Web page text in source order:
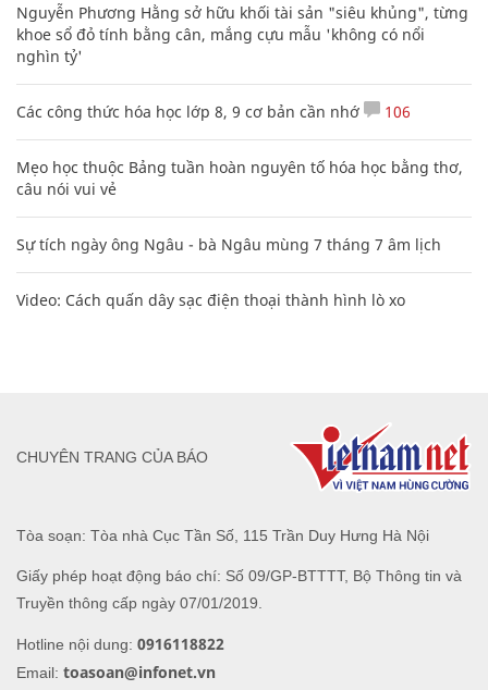
Nguyễn Phương Hằng sở hữu khối tài sản "siêu khủng", từng
khoe sổ đỏ tính bằng cân, mắng cựu mẫu 'không có nổi
nghìn tỷ'
Các công thức hóa học lớp 8, 9 cơ bản cần nhớ 106
Mẹo học thuộc Bảng tuần hoàn nguyên tố hóa học bằng thơ,
câu nói vui vẻ
Sự tích ngày ông Ngâu - bà Ngâu mùng 7 tháng 7 âm lịch
Video: Cách quấn dây sạc điện thoại thành hình lò xo
Tòa soạn: Tòa nhà Cục Tần Số, 115 Trần Duy Hưng Hà Nội
Giấy phép hoạt động báo chí: Số 09/GP-BTTTT, Bộ Thông tin và
Truyền thông cấp ngày 07/01/2019.
Hotline nội dung: 0916118822
Email: toasoan@infonet.vn
CHUYÊN TRANG CỦA BÁO